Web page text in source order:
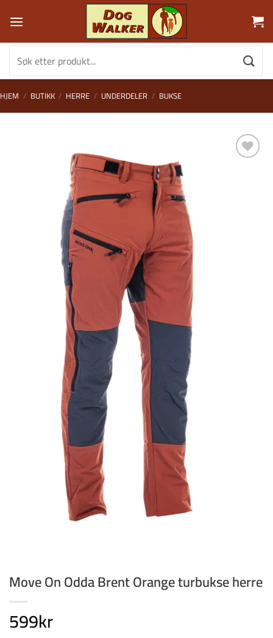
etter:
HJEM / BUTIKK / HERRE / UNDERDELER / BUKSE
Move On Odda Brent Orange turbukse herre
599kr